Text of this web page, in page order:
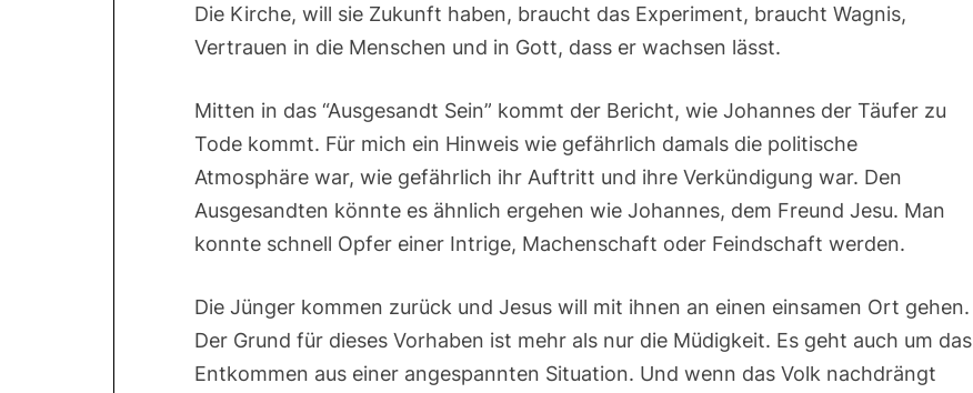
Die Kirche, will sie Zukunft haben, braucht das Experiment, braucht Wagnis,
Vertrauen in die Menschen und in Gott, dass er wachsen lässt.
Mitten in das “Ausgesandt Sein” kommt der Bericht, wie Johannes der Täufer zu
Tode kommt. Für mich ein Hinweis wie gefährlich damals die politische
Atmosphäre war, wie gefährlich ihr Auftritt und ihre Verkündigung war. Den
Ausgesandten könnte es ähnlich ergehen wie Johannes, dem Freund Jesu. Man
konnte schnell Opfer einer Intrige, Machenschaft oder Feindschaft werden.
Die Jünger kommen zurück und Jesus will mit ihnen an einen einsamen Ort gehen.
Der Grund für dieses Vorhaben ist mehr als nur die Müdigkeit. Es geht auch um das
Entkommen aus einer angespannten Situation. Und wenn das Volk nachdrängt